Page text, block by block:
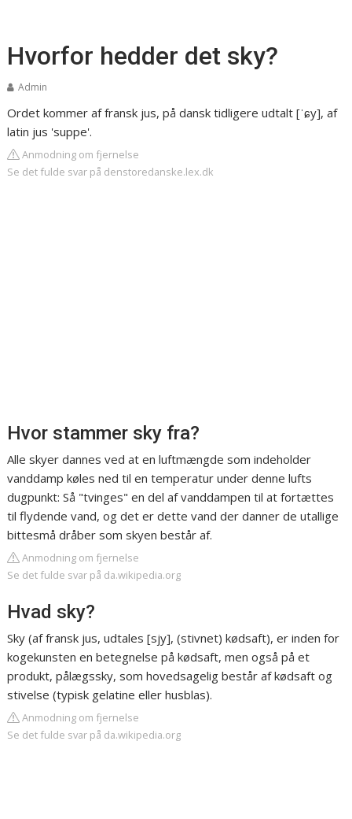
Hvorfor hedder det sky?
Admin
Ordet kommer af fransk jus, på dansk tidligere udtalt [ˈɕy], af
latin jus 'suppe'.
Anmodning om fjernelse
Se det fulde svar på denstoredanske.lex.dk
Hvor stammer sky fra?
Alle skyer dannes ved at en luftmængde som indeholder
vanddamp køles ned til en temperatur under denne lufts
dugpunkt: Så "tvinges" en del af vanddampen til at fortættes
til flydende vand, og det er dette vand der danner de utallige
bittesmå dråber som skyen består af.
Anmodning om fjernelse
Se det fulde svar på da.wikipedia.org
Hvad sky?
Sky (af fransk jus, udtales [sjy], (stivnet) kødsaft), er inden for
kogekunsten en betegnelse på kødsaft, men også på et
produkt, pålægssky, som hovedsagelig består af kødsaft og
stivelse (typisk gelatine eller husblas).
Anmodning om fjernelse
Se det fulde svar på da.wikipedia.org